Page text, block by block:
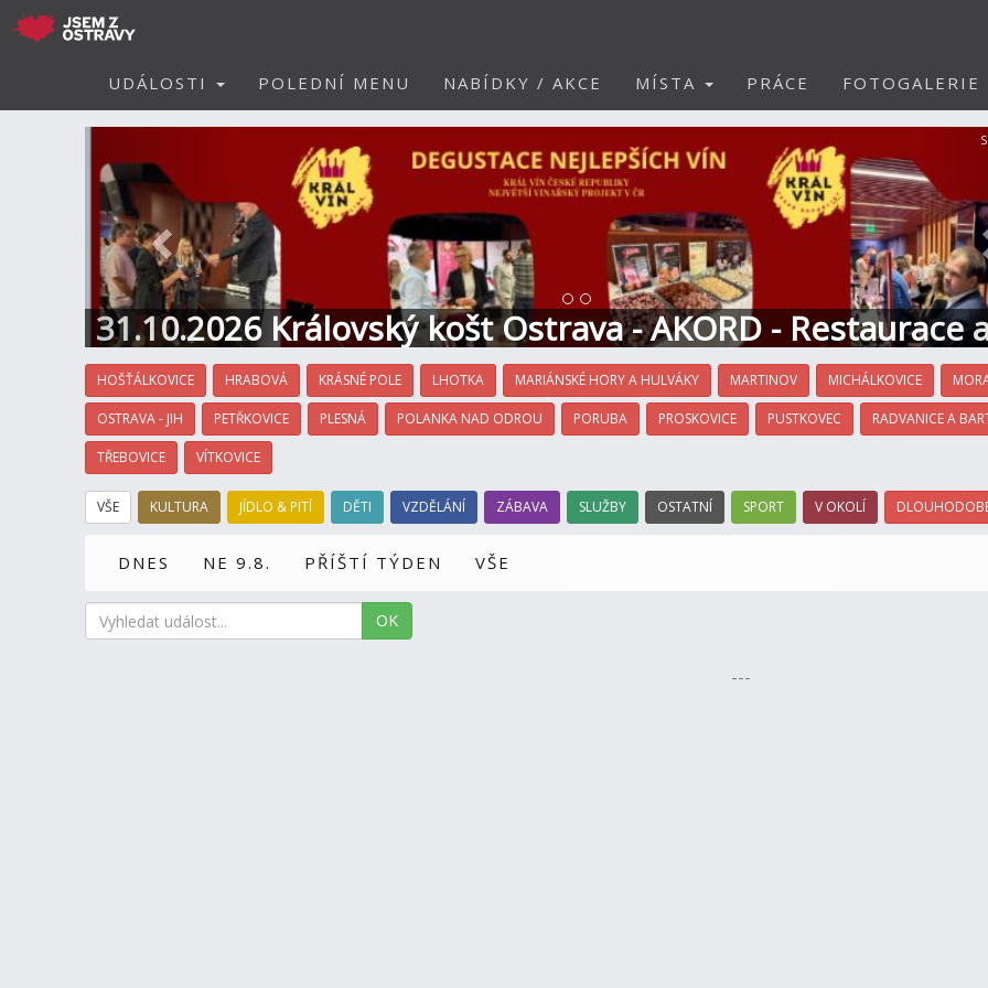
UDÁLOSTI POLEDNÍ MENU NABÍDKY / AKCE MÍSTA PRÁCE FOTOGALERIE
31.10.2026 Královský košt Ostrava - AKORD - Restaurace
Hotel
HOŠŤÁLKOVICE HRABOVÁ KRÁSNÉ POLE LHOTKA MARIÁNSKÉ HORY A HULVÁKY MARTINOV MICHÁLKOVICE
OSTRAVA - JIH PETŘKOVICE PLESNÁ POLANKA NAD ODROU PORUBA PROSKOVICE PUSTKOVEC RADVANICE A
TŘEBOVICE VÍTKOVICE
VŠE KULTURA JÍDLO & PITÍ DĚTI VZDĚLÁNÍ ZÁBAVA SLUŽBY OSTATNÍ SPORT V OKOLÍ
DNES NE 9.8. PŘÍŠTÍ TÝDEN VŠE
OK
---